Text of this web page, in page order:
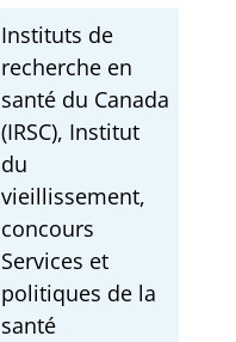
Instituts de
recherche en
santé du Canada
(IRSC), Institut
du
vieillissement,
concours
Services et
politiques de la
santé